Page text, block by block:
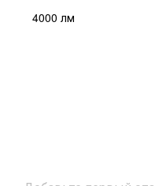
4000 лм